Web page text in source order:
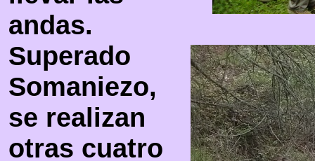
andas.
Superado
Somaniezo,
se realizan
otras cuatro